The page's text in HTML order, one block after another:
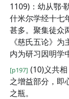
1109)：幼从鄂·
什米尔学经十七
甚多。聚集徒众
《慈氏五论》
内为研习因明学
[p197] (10)义共
之增益部分，即
之瓶。